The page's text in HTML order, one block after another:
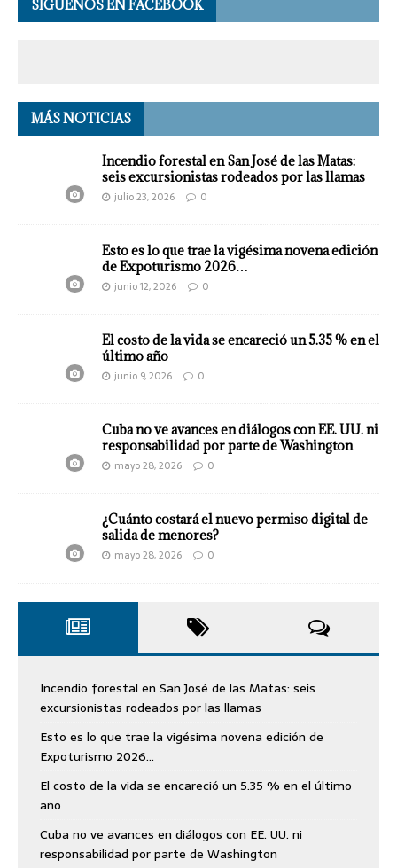
SÍGUENOS EN FACEBOOK
MÁS NOTICIAS
Incendio forestal en San José de las Matas:
seis excursionistas rodeados por las llamas
julio 23, 2026 0
Esto es lo que trae la vigésima novena edición
de Expoturismo 2026…
junio 12, 2026 0
El costo de la vida se encareció un 5.35 % en el
último año
junio 9, 2026 0
Cuba no ve avances en diálogos con EE. UU. ni
responsabilidad por parte de Washington
mayo 28, 2026 0
¿Cuánto costará el nuevo permiso digital de
salida de menores?
mayo 28, 2026 0
Incendio forestal en San José de las Matas: seis
excursionistas rodeados por las llamas
Esto es lo que trae la vigésima novena edición de
Expoturismo 2026…
El costo de la vida se encareció un 5.35 % en el último
año
Cuba no ve avances en diálogos con EE. UU. ni
responsabilidad por parte de Washington